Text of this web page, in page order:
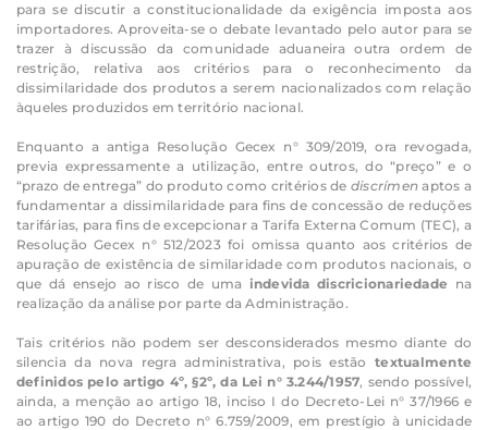
para se discutir a constitucionalidade da exigência imposta aos
importadores. Aproveita-se o debate levantado pelo autor para se
trazer à discussão da comunidade aduaneira outra ordem de
restrição, relativa aos critérios para o reconhecimento da
dissimilaridade dos produtos a serem nacionalizados com relação
àqueles produzidos em território nacional.
Enquanto a antiga Resolução Gecex n° 309/2019, ora revogada,
previa expressamente a utilização, entre outros, do “preço” e o
“prazo de entrega” do produto como critérios de discrímen aptos a
fundamentar a dissimilaridade para fins de concessão de reduções
tarifárias, para fins de excepcionar a Tarifa Externa Comum (TEC), a
Resolução Gecex n° 512/2023 foi omissa quanto aos critérios de
apuração de existência de similaridade com produtos nacionais, o
que dá ensejo ao risco de uma indevida discricionariedade na
realização da análise por parte da Administração.
Tais critérios não podem ser desconsiderados mesmo diante do
silencia da nova regra administrativa, pois estãotextualmente
definidos pelo artigo 4º, §2º, da Lei n° 3.244/1957, sendo possível,
ainda, a menção ao artigo 18, inciso I do Decreto-Lei n° 37/1966 e
ao artigo 190 do Decreto n° 6.759/2009, em prestígio à unicidade